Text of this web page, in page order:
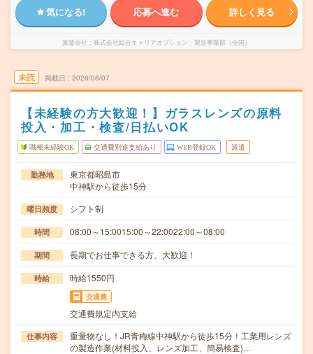
気になる! 応募へ進む 詳しく見る
派遣会社 株式会社綜合キャリアオプション 製造事業部（全国）
未読 掲載日 2026/08/07
【未経験の方大歓迎！】ガラスレンズの原料
投入・加工・検査/日払いOK
職種未経験OK 交通費別途支給あり WEB登録OK 派遣
勤務地
東京都昭島市
中神駅から徒歩15分
曜日頻度 シフト制
時間 08:00～15:0015:00～22:0022:00～08:00
期間 長期でお仕事できる方、大歓迎！
時給 時給1550円
交通費
交通費規定内支給
仕事内容
重量物なし！JR青梅線中神駅から徒歩15分！工業用レンズ
の製造作業(材料投入、レンズ加工、簡易検査)…